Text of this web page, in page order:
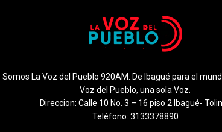
Somos La Voz del Pueblo 920AM. De Ibagué para el
Voz del Pueblo, una sola Voz.
Direccion: Calle 10 No. 3 – 16 piso 2 Ibagué-
Teléfono: 3133378890